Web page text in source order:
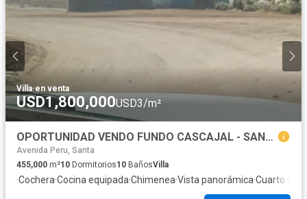
Villa·en venta
USD1,800,000USD3/m²
OPORTUNIDAD VENDO FUNDO CASCAJAL - SANTA CHIMBOTE.
Avenida Peru, Santa
455,000 m²10 Dormitorios10 BañosVilla
·Cochera·Cocina equipada·Chimenea·Vista panorámica·Cuarto de